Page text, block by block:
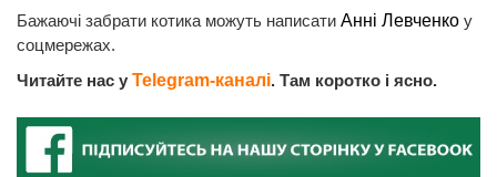
Бажаючі забрати котика можуть написати Анні Левченко у
соцмережах.
Читайте нас у Telegram-каналі. Там коротко і ясно.